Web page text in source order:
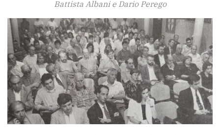
Battista Albani e Dario Perego